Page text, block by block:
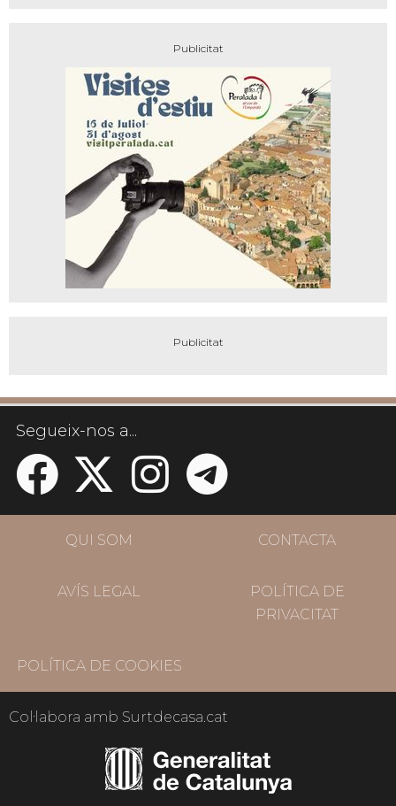
Segueix-nos a...
QUI SOM CONTACTA
AVÍS LEGAL
POLÍTICA DE
PRIVACITAT
POLÍTICA DE COOKIES
Col·labora amb Surtdecasa.cat